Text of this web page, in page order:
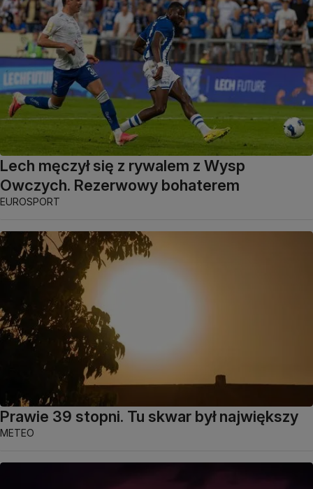
Lech męczył się z rywalem z Wysp
Owczych. Rezerwowy bohaterem
EUROSPORT
Prawie 39 stopni. Tu skwar był największy
METEO